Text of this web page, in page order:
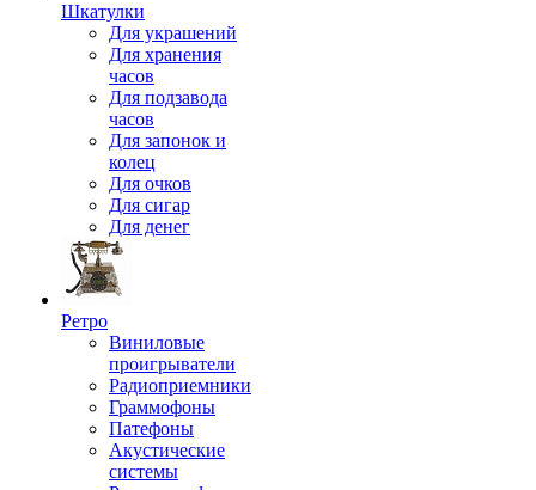
Шкатулки
Для украшений
Для хранения
часов
Для подзавода
часов
Для запонок и
колец
Для очков
Для сигар
Для денег
Ретро
Виниловые
проигрыватели
Радиоприемники
Граммофоны
Патефоны
Акустические
системы